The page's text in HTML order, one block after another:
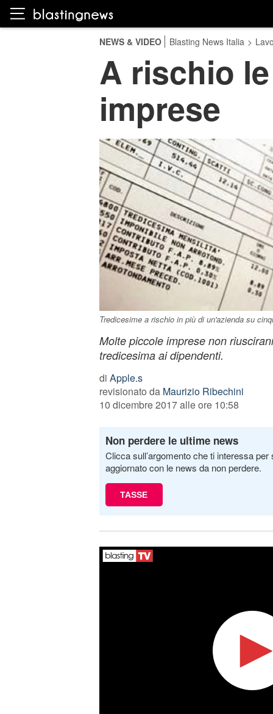
NEWS & VIDEO Blasting News Italia >
A rischio
imprese
Tredicesime a rischio in più di un'azienda su
Molte piccole imprese non
tredicesima ai dipendenti.
di Apple.s
revisionato da Maurizio Ribechini
10 dicembre 2017 alle ore 10:58
Non perdere le ultime news
Clicca sull’argomento che ti interessa
aggiornato con le news da non perdere.
TASSE